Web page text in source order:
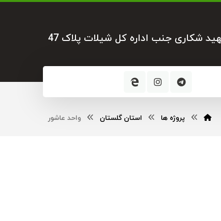
شکاری جنب اداره کل شیلات پلاک 47
پروژه ها استان گلستان واحد عاشور